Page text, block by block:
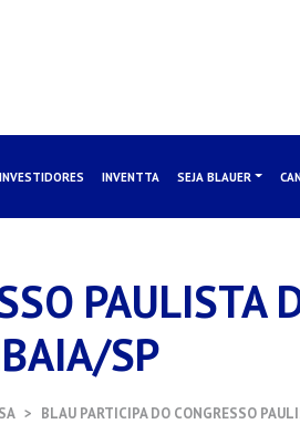
INVESTIDORES INVENTTA SEJA BLAUER
PAULISTA
SP
BLAU PARTICIPA DO CONGRESSO